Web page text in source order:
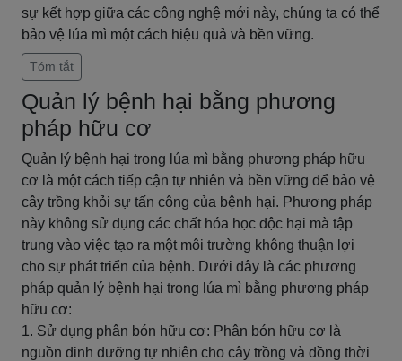
sự kết hợp giữa các công nghệ mới này, chúng ta có thể
bảo vệ lúa mì một cách hiệu quả và bền vững.
Tóm tắt
Quản lý bệnh hại bằng phương
pháp hữu cơ
Quản lý bệnh hại trong lúa mì bằng phương pháp hữu
cơ là một cách tiếp cận tự nhiên và bền vững để bảo vệ
cây trồng khỏi sự tấn công của bệnh hại. Phương pháp
này không sử dụng các chất hóa học độc hại mà tập
trung vào việc tạo ra một môi trường không thuận lợi
cho sự phát triển của bệnh. Dưới đây là các phương
pháp quản lý bệnh hại trong lúa mì bằng phương pháp
hữu cơ:
1. Sử dụng phân bón hữu cơ: Phân bón hữu cơ là
nguồn dinh dưỡng tự nhiên cho cây trồng và đồng thời